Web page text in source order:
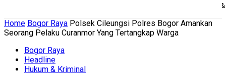
Politik
Home Bogor Raya Polsek Cileungsi Polres Bogor Amankan
Seorang Pelaku Curanmor Yang Tertangkap Warga
Bogor Raya
Headline
Hukum & Kriminal